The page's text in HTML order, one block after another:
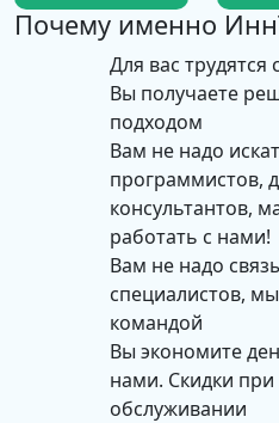
Почему именно
Для вас трудятся
Вы получаете
подходом
Вам не надо
программистов,
консультантов,
работать с нами!
Вам не надо
специалистов,
командой
Вы экономите
нами. Скидки
обслуживании